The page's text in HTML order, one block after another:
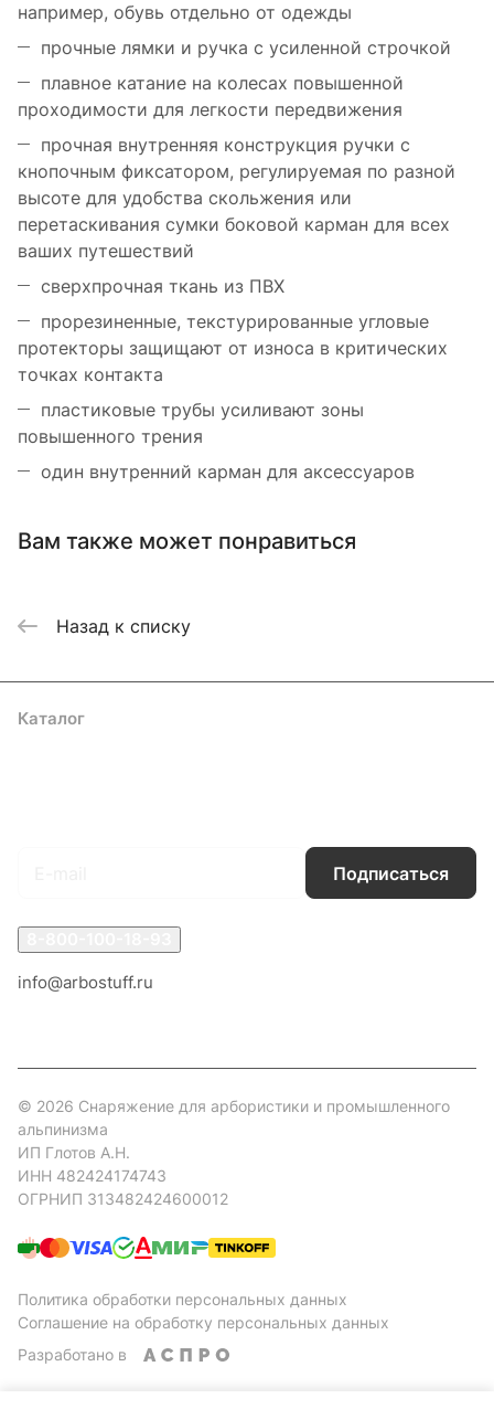
например, обувь отдельно от одежды
прочные лямки и ручка с усиленной строчкой
плавное катание на колесах повышенной
проходимости для легкости передвижения
прочная внутренняя конструкция ручки с
кнопочным фиксатором, регулируемая по разной
высоте для удобства скольжения или
перетаскивания сумки боковой карман для всех
ваших путешествий
сверхпрочная ткань из ПВХ
прорезиненные, текстурированные угловые
протекторы защищают от износа в критических
точках контакта
пластиковые трубы усиливают зоны
повышенного трения
один внутренний карман для аксессуаров
Вам также может понравиться
Назад к списку
Каталог
Подписаться
info@arbostuff.ru
© 2026 Снаряжение для арбористики и промышленного
альпинизма
ИП Глотов А.Н.
ИНН 482424174743
ОГРНИП 313482424600012
Политика обработки персональных данных
Соглашение на обработку персональных данных
Разработано в